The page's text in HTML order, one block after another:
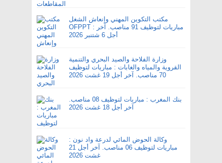
مكتب التكوين المهني وإنعاش الشغل
OFPPT : مباريات لتوظيف 91 مناصب. آخر
أجل 6 شتنبر 2026
وزارة الفلاحة والصيد البحري والتنمية
القروية والمياه والغابات : مباريات لتوظيف
70 مناصب. آخر أجل 19 غشت 2026
بنك المغرب : مباريات لتوظيف 08 مناصب.
آخر أجل 18 غشت 2026
وكالة الحوض المائي لدرعة واد نون :
مباريات لتوظيف 06 مناصب. آخر أجل 21
غشت 2026